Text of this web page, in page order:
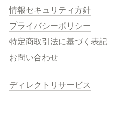
情報セキュリティ方針
プライバシーポリシー
特定商取引法に基づく表記
お問い合わせ
ディレクトリサービス